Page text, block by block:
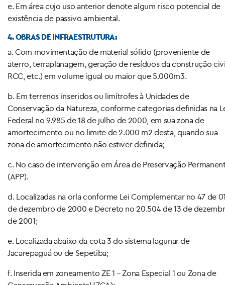
e. Em área cujo uso anterior denote algum risco potencial de
existência de passivo ambiental.
4. OBRAS DE INFRAESTRUTURA:
a. Com movimentação de material sólido (proveniente de
aterro, terraplanagem, geração de resíduos da construção
RCC, etc.) em volume igual ou maior que 5.000m3.
b. Em terrenos inseridos ou limítrofes à Unidades de
Conservação da Natureza, conforme categorias definidas na
Federal no 9.985 de 18 de julho de 2000, em sua zona de
amortecimento ou no limite de 2.000 m2 desta, quando sua
zona de amortecimento não estiver definida;
c. No caso de intervenção em Área de Preservação
(APP).
d. Localizadas na orla conforme Lei Complementar no 47 de
de dezembro de 2000 e Decreto no 20.504 de 13 de
de 2001;
e. Localizada abaixo da cota 3 do sistema lagunar de
Jacarepaguá ou de Sepetiba;
f. Inserida em zoneamento ZE 1 – Zona Especial 1 ou Zona de